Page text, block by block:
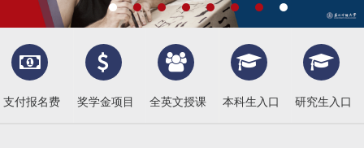
支付报名费 奖学金项目 全英文授课 本科生入口 研究生入口